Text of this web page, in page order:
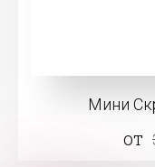
Мини
от